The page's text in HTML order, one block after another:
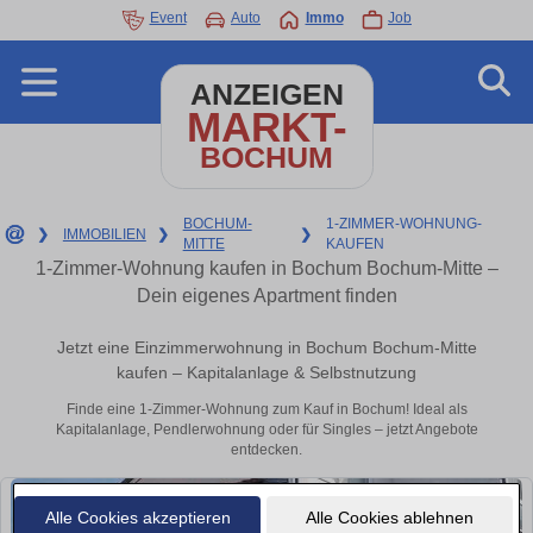
Alle Cookies akzeptieren Alle Cookies ablehnen
Event Auto Immo Job
ANZEIGEN
MARKT-
BOCHUM
❯ IMMOBILIEN ❯
BOCHUM-
MITTE
❯
1-ZIMMER-WOHNUNG-
KAUFEN
1-Zimmer-Wohnung kaufen in Bochum Bochum-Mitte –
Dein eigenes Apartment finden
Jetzt eine Einzimmerwohnung in Bochum Bochum-Mitte
kaufen – Kapitalanlage & Selbstnutzung
Finde eine 1-Zimmer-Wohnung zum Kauf in Bochum! Ideal als
Kapitalanlage, Pendlerwohnung oder für Singles – jetzt Angebote
entdecken.